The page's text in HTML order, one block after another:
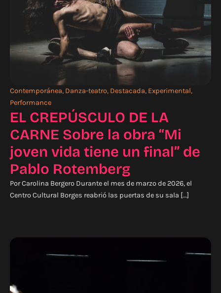
Contemporánea, Danza-teatro, Destacada, Experimental,
Performance
EL CREPÚSCULO DE LA
CARNE Sobre la obra “Mi
joven vida tiene un final” de
Pablo Rotemberg
Por Carolina Bergero Durante el mes de marzo de 2026, el
Centro Cultural Borges reabrió las puertas de su sala […]